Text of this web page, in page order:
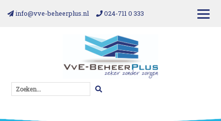
info@vve-beheerplus.nl 024-711 0 333
Zoeken...